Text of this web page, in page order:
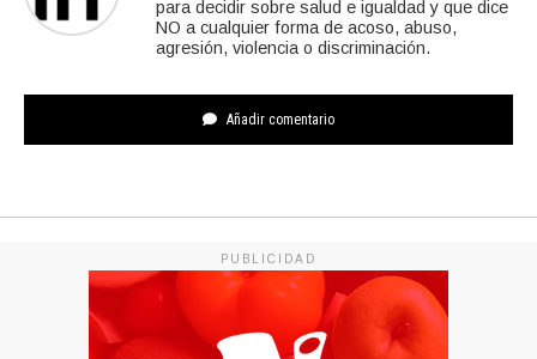
para decidir sobre salud e igualdad y que dice
NO a cualquier forma de acoso, abuso,
agresión, violencia o discriminación.
Añadir comentario
PUBLICIDAD